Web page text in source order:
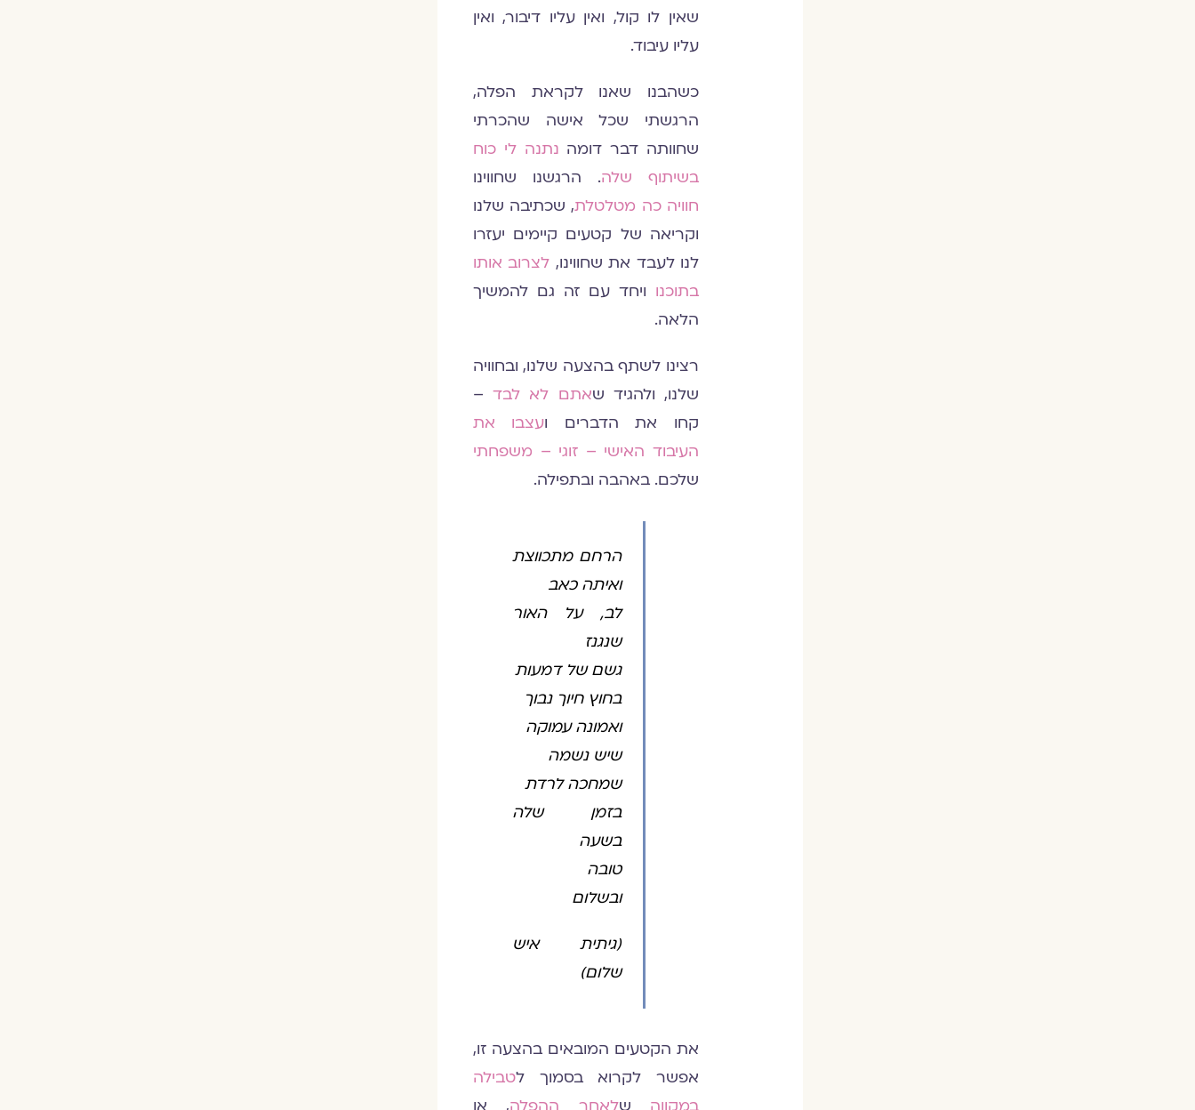
שאין לו קול, ואין עליו דיבור, ואין
עליו עיבוד.
כשהבנו שאנו לקראת הפלה,
הרגשתי שכל אישה שהכרתי
שחוותה דבר דומה נתנה לי כוח
בשיתוף שלה. הרגשנו שחווינו
חוויה כה מטלטלת, שכתיבה שלנו
וקריאה של קטעים קיימים יעזרו
לנו לעבד את שחווינו, לצרוב אותו
בתוכנו ויחד עם זה גם להמשיך
הלאה.
רצינו לשתף בהצעה שלנו, ובחוויה
שלנו, ולהגיד שאתם לא לבד–
קחו את הדברים ועצבו את
העיבוד האישי – זוגי – משפחתי
שלכם. באהבה ובתפילה.
הרחם מתכווצת
ואיתה כאב
לב, על האור
שנגנז
גשם של דמעות
בחוץ חיוך נבוך
ואמונה עמוקה
שיש נשמה
שמחכה לרדת
בזמן שלה
בשעה
טובה
ובשלום
(גיתית איש
שלום)
את הקטעים המובאים בהצעה זו,
אפשר לקרוא בסמוך לטבילה
במקווה שלאחר ההפלה, או